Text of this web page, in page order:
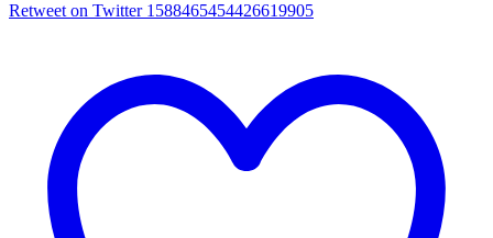
Retweet on Twitter 1588465454426619905